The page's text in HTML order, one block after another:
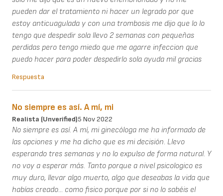
pueden dar el tratamiento ni hacer un legrado por que
estoy anticuagulada y con una trombosis me dijo que lo lo
tengo que despedir sola llevo 2 semanas con pequeñas
perdidas pero tengo miedo que me agarre infeccion que
puedo hacer para poder despedirlo sola ayuda mil gracias
Respuesta
No siempre es así. A mí, mi
Realista (unverified)5 Nov 2022
No siempre es así. A mí, mi ginecóloga me ha informado de
las opciones y me ha dicho que es mi decisión. Llevo
esperando tres semanas y no lo expulso de forma natural. Y
no voy a esperar más. Tanto porque a nivel psicologico es
muy duro, llevar algo muerto, algo que deseabas la vida que
habías creado... como fisico porque por si no lo sabéis el